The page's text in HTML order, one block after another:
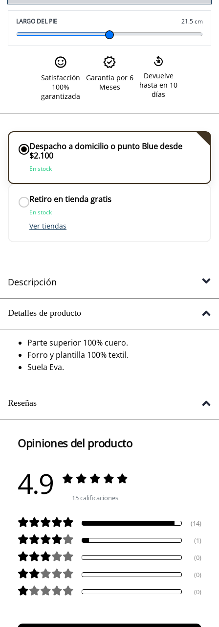
LARGO DEL PIE 21.5 cm
Satisfacción
100%
garantizada
Garantía por 6
Meses
Devuelve
hasta en 10
días
Despacho a domicilio o punto Blue desde
$2.100
En stock
Retiro en tienda gratis
En stock
Ver tiendas
Descripción
Detalles de producto
Parte superior 100% cuero.
Forro y plantilla 100% textil.
Suela Eva.
Reseñas
Opiniones del producto
4.9 15 calificaciones
(14)
(1)
(0)
(0)
(0)